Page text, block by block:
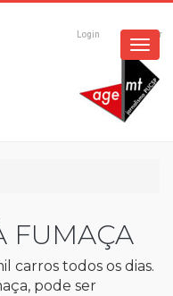
Login Registrar
FUMAÇA
carros todos os dias.
pode ser